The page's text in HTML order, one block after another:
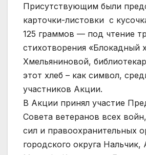
Присутствующим были
карточки-листовки с
125 граммов — под чтение
стихотворения «Блокадный
Хмельяниновой,
этот хлеб – как символ,
участников Акции.
В Акции принял участие
Совета ветеранов всех
сил и правоохранительных
городского округа Нальчик,